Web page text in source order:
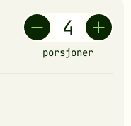
porsjoner